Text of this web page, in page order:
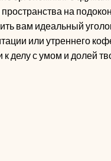
на
вам идеальный
или утреннего
к делу с умом и долей